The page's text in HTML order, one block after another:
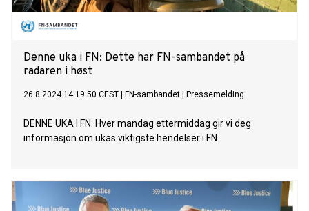
Denne uka i FN: Dette har FN-sambandet på
radaren i høst
26.8.2024 14:19:50 CEST FN-sambandet Pressemelding
DENNE UKA I FN: Hver mandag ettermiddag gir vi deg
informasjon om ukas viktigste hendelser i FN.